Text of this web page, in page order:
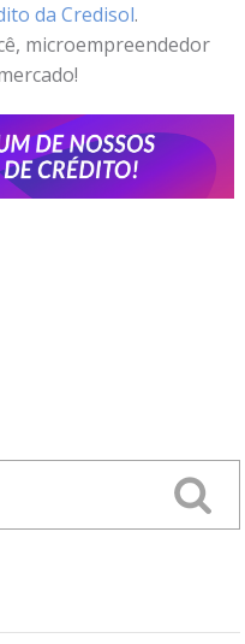
da Credisol.
microempreendedor